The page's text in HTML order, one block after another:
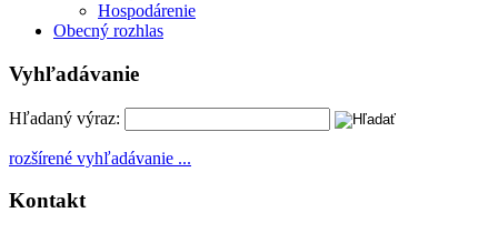
Hospodárenie
Obecný rozhlas
Vyhľadávanie
Hľadaný výraz:
rozšírené vyhľadávanie ...
Kontakt